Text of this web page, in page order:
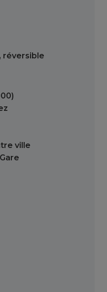
, réversible
ville
Gare